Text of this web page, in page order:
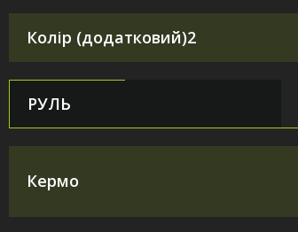
Колір (додатковий)2
РУЛЬ
Кермо